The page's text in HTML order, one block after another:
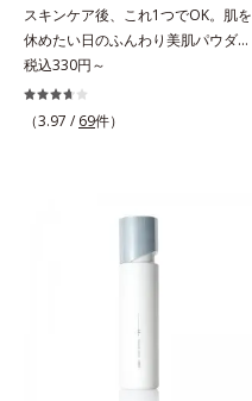
に、シリーズ共通の美容成分(*7)
「GLルートブースター(*9)」を配合
することで、肌のふっくら感や透明
感を叶えます。美白ケアしながら多
角的なエイジングケアが叶うシリー
援します。*1 メラニンの生成を抑
シュ除く）*2 オルビス内スキンケ
る*5 乾燥、ハリ・ツヤのなさ
*6 乾燥による*7 保湿成分*8
ロニセラカエルレア果汁、ノバラエ
スキンケア後、これ1つでOK。肌を
休めたい日のふんわり美肌パウダ
ー。ふんわり美肌が叶う、うるおい
パウダーです。3色の光を操るパウ
ダーがツヤと透明感を演出。ソフト
美肌質感を叶えます。さらに花粉や
激から肌をガードします。スキンケ
収剤やグリセリン、パラベンもフリ
ー処方。肌を休ませたい日、リモー
トワークの時、近所へちょこっとお
税込330円～
（3.97 / 69件）